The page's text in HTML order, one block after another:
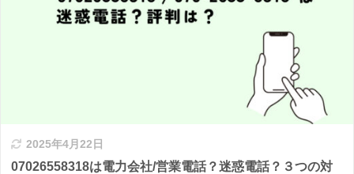
2025年4月22日
07026558318は電力会社/営業電話？迷惑電話？３つの対